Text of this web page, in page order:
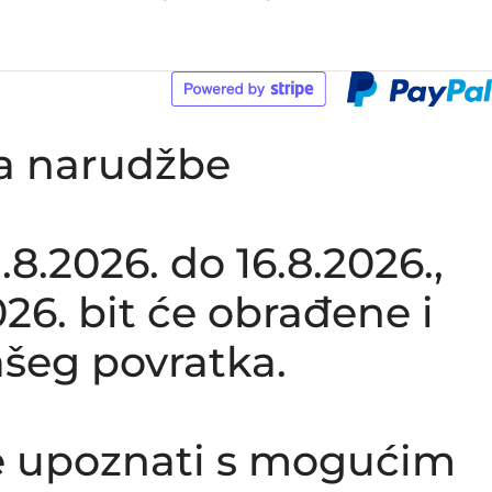
narudžbe
do 16.8.2026.,
bit će obrađene i
povratka.
upoznati s mogućim